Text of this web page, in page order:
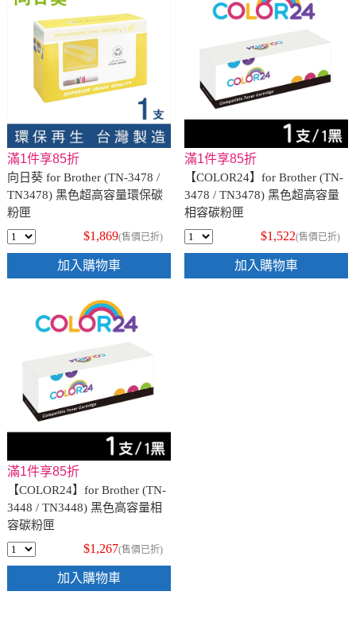
滿1件享85折
向日葵 for Brother (TN-3478 /
TN3478) 黑色超高容量環保碳
粉匣
$1,869(售價已折)
加入購物車
滿1件享85折
【COLOR24】for Brother (TN-
3478 / TN3478) 黑色超高容量
相容碳粉匣
$1,522(售價已折)
加入購物車
滿1件享85折
【COLOR24】for Brother (TN-
3448 / TN3448) 黑色高容量相
容碳粉匣
$1,267(售價已折)
加入購物車